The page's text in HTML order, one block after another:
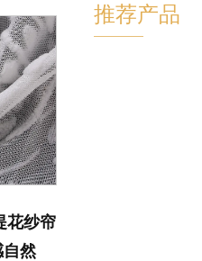
花纱帘
然
推荐产品